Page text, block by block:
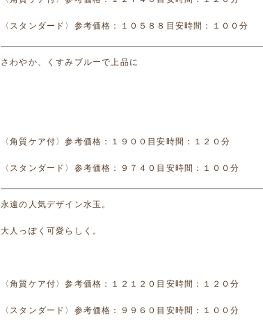
〈スタンダード〉参考価格：１０５８８目安時間：１００分
さわやか、くすみブルーで上品に
〈角質ケア付〉参考価格：１９００目安時間：１２０分
〈スタンダード〉参考価格：９７４０目安時間：１００分
永遠の人気デザイン水玉。
大人っぽく可愛らしく。
〈角質ケア付〉参考価格：１２１２０目安時間：１２０分
〈スタンダード〉参考価格：９９６０目安時間：１００分